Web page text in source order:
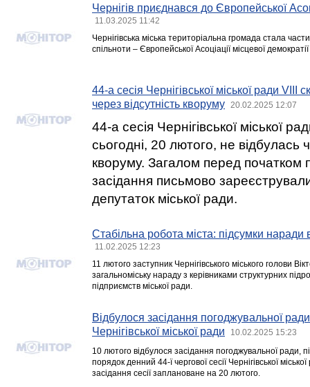
Чернігів приєднався до Європейської
11.03.2025 11:42
Чернігівська міська територіальна громада стала
спільноти – Європейської Асоціації місцевої
44-а сесія Чернігівської міської ради VIII
через відсутність кворуму
20.02.2025 12:07
44-а сесія Чернігівської міської
сьогодні, 20 лютого, не відбулась
кворуму. Загалом перед початком
засідання письмово
депутаток міської ради.
Стабільна робота міста: підсумки наради в
11.02.2025 12:23
11 лютого заступник Чернігівського міського голови
загальноміську нараду з керівниками структурних
підприємств міської ради.
Відбулося засідання погоджувальної
Чернігівської міської ради
10.02.2025 15:23
10 лютого відбулося засідання погоджувальної ради,
порядок денний 44-ї чергової сесії Чернігівської
засідання сесії заплановане на 20 лютого.